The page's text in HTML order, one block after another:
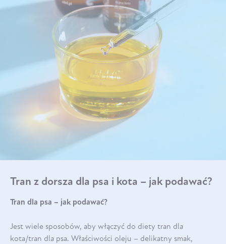
Tran z dorsza dla psa i kota – jak podawać?
Tran dla psa – jak podawać?
Jest wiele sposobów, aby włączyć do diety tran dla
kota/tran dla psa. Właściwości oleju – delikatny smak,